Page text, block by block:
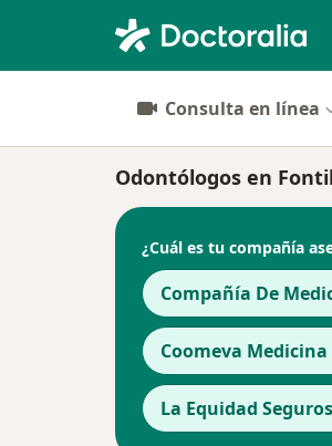
Consulta en línea
Odontólogos en
¿Cuál es tu compañía
Compañía De
Coomeva Medicina
La Equidad